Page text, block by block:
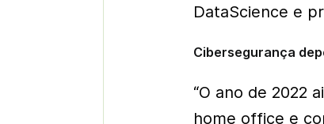
DataScience e
Cibersegurança
“O ano de 2022
home office e